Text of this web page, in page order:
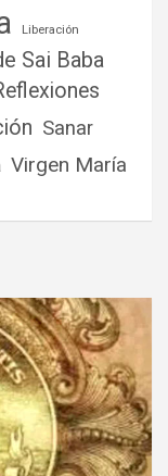
Liberación
Sai Baba
Sanar
Virgen María